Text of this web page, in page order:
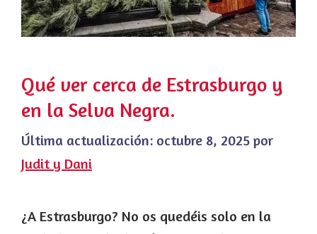
Qué ver cerca de Estrasburgo y
en la Selva Negra.
Última actualización: octubre 8, 2025 por
Judit y Dani
¿A Estrasburgo? No os quedéis solo en la